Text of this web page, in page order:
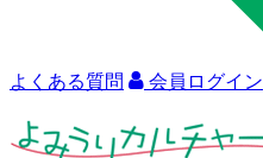
よくある質問 会員ログイン